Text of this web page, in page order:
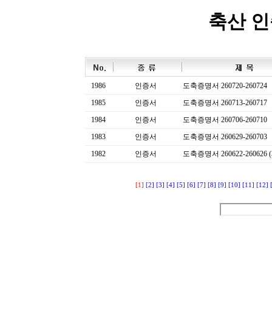
축산
1986 인증서
도축증명서 260720-260724
1985
인증서
도축증명서 260713-260717
1984
인증서
도축증명서 260706-260710
1983
인증서
도축증명서 260629-260703
1982
인증서 도축증명서 260622-260626
[1] [2] [3] [4] [5] [6] [7] [8] [9] [10] [11] [12]